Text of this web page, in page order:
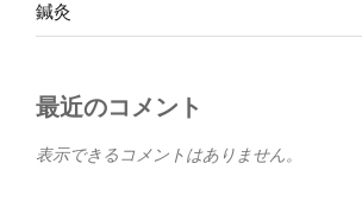
鍼灸
最近のコメント
表示できるコメントはありません。